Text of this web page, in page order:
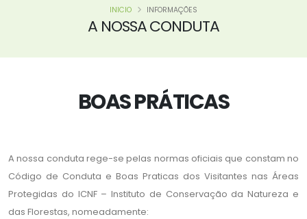
A NOSSA CONDUTA
INICIO INFORMAÇÕES
BOAS PRÁTICAS
A nossa conduta rege-se pelas normas oficiais que constam no
Código de Conduta e Boas Praticas dos Visitantes nas Áreas
Protegidas do ICNF – Instituto de Conservação da Natureza e
das Florestas, nomeadamente: